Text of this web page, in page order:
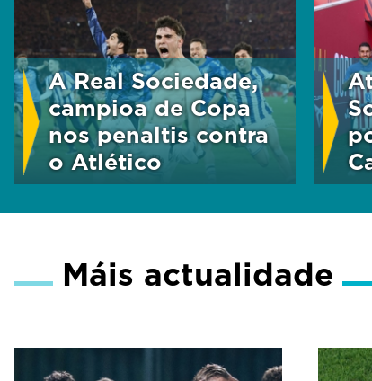
A Real Sociedade,
campioa de Copa
nos penaltis contra
o Atlético
Máis actualidade